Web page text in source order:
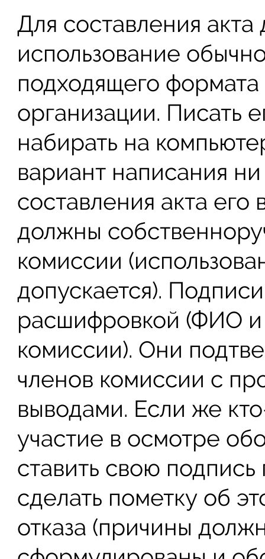
Для составления акта
использование
подходящего
организации. Писать
набирать на
вариант написания
составления акта его
должны
комиссии
допускается).
расшифровкой (ФИО и
комиссии). Они
членов комиссии с
выводами. Если же
участие в осмотре
ставить свою
сделать пометку об
отказа (причины